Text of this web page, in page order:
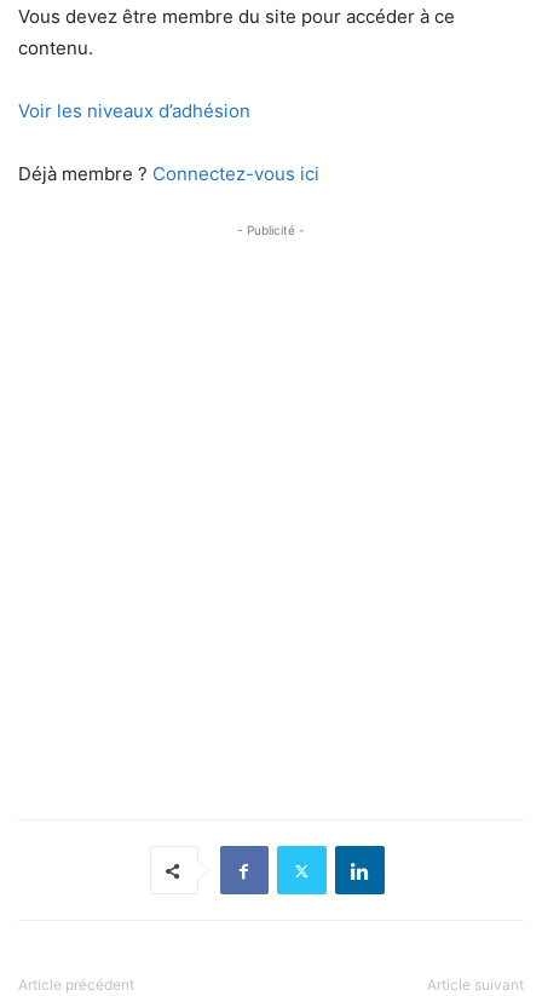
Vous devez être membre du site pour accéder à ce
contenu.
Voir les niveaux d’adhésion
Déjà membre ? Connectez-vous ici
- Publicité -
Article précédent Article suivant